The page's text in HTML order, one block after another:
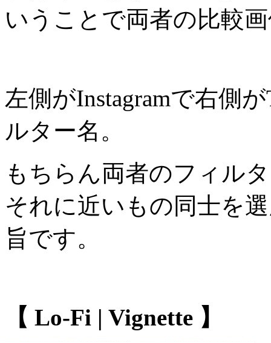
いうことで両者の比較
左側がInstagramで右側
ルター名。
もちらん両者のフィル
それに近いもの同士を
旨です。
【 Lo-Fi | Vignette 】